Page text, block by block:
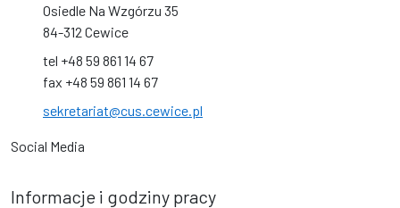
Osiedle Na Wzgórzu 35
84-312 Cewice
tel +48 59 861 14 67
fax +48 59 861 14 67
sekretariat@cus.cewice.pl
Social Media
Informacje i godziny pracy